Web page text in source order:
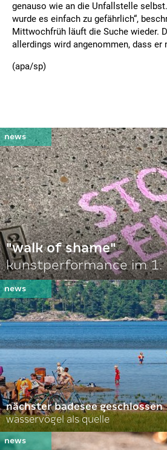
genauso wie an die Unfallstelle
wurde es einfach zu gefährlich“,
Mittwochfrüh läuft die Suche wieder.
allerdings wird angenommen, dass er
(apa/sp)
"walk of shame"
kunstperformance im 1.
nächster badesee geschlossen
wasservögel als quelle